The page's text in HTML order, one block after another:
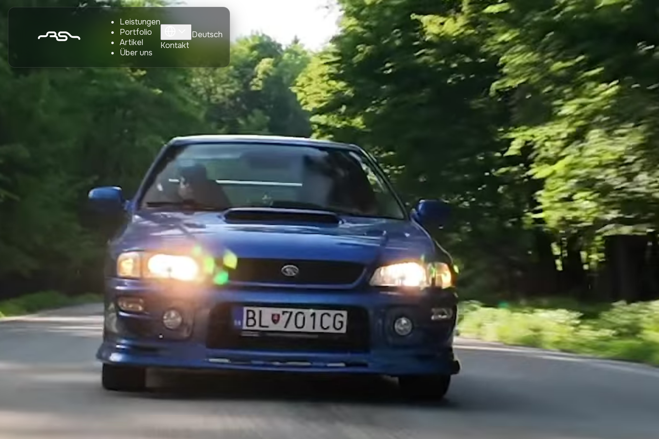
Leistungen
Portfolio
Artikel
Über uns
Deutsch
Kontakt
Über RENNscout
RENNscout konzentriert sich auf hochwertige Inserate für Enthusiastenfahrzeuge, geprüfte Spezifikationen, detaillierte Medien und einen klaren Anfrageprozess.
AGBDatenschutzImpressum
Alle Rechte vorbehalten.